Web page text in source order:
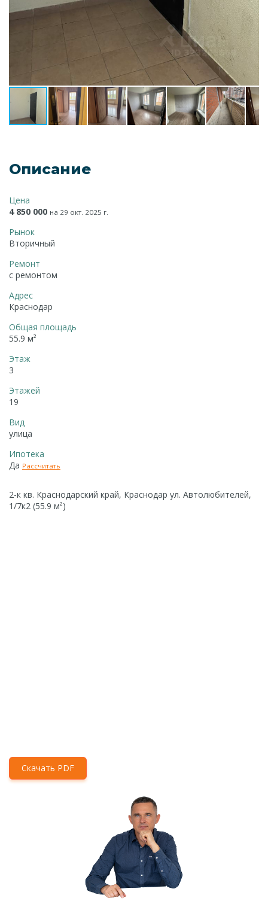
Описание
Цена
4 850 000 на 29 окт. 2025 г.
Рынок
Вторичный
Ремонт
с ремонтом
Адрес
Краснодар
Общая площадь
55.9 м²
Этаж
3
Этажей
19
Вид
улица
Ипотека
Да Рассчитать
2-к кв. Краснодарский край, Краснодар ул. Автолюбителей,
1/7к2 (55.9 м²)
Скачать PDF